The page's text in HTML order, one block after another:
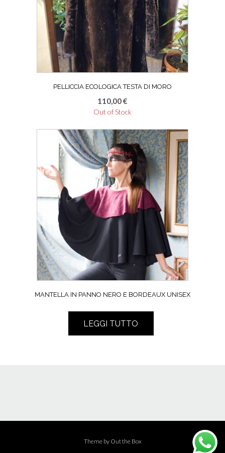
PELLICCIA ECOLOGICA TESTA DI MORO
110,00€
Out of Stock
MANTELLA IN PANNO NERO E BORDEAUX UNISEX
LEGGI TUTTO
Theme by Out the Box